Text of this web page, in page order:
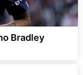
Bradley